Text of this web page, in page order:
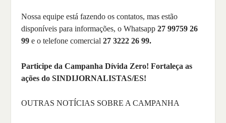
Nossa equipe está fazendo os contatos, mas estão
disponíveis para informações, o Whatsapp27 99759 26
99 e o telefone comercial27 3222 26 99.
Participe da Campanha Dívida Zero! Fortaleça as
ações do SINDIJORNALISTAS/ES!
OUTRAS NOTÍCIAS SOBRE A CAMPANHA